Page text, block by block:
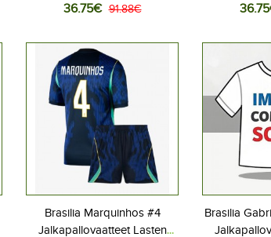
Vieraspeliasu MM-kisat 2026
housut)
36.75€ 91.88€
Brasilia Marquinhos #4
Jalkapallovaatteet Lasten
Brasilia